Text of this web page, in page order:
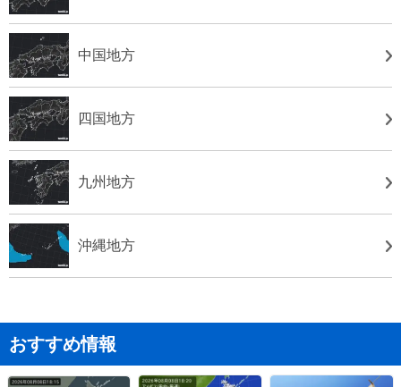
中国地方
四国地方
九州地方
沖縄地方
おすすめ情報